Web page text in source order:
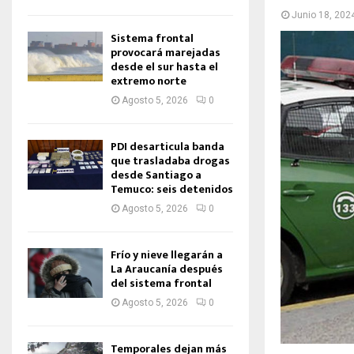
Junio 18,
Sistema frontal
provocará marejadas
desde el sur hasta el
extremo norte
Agosto 5, 2026 0
PDI desarticula banda
que trasladaba drogas
desde Santiago a
Temuco: seis detenidos
Agosto 5, 2026 0
Frío y nieve llegarán a
La Araucanía después
del sistema frontal
Agosto 5, 2026 0
Temporales dejan más